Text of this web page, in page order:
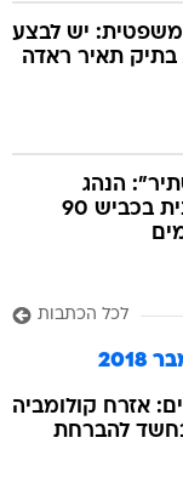
משפטית: יש לבצע
בתיק תאיר ראדה
הנהג
בתאונה הקטלנית בכביש 90
לכל הכתבות
אזרח קולומביה
להברחת